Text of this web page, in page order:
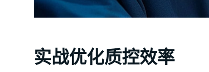
实战优化质控效率